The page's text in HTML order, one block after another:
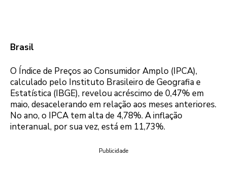
Brasil
O Índice de Preços ao Consumidor Amplo (IPCA),
calculado pelo Instituto Brasileiro de Geografia e
Estatística (IBGE), revelou acréscimo de 0,47% em
maio, desacelerando em relação aos meses anteriores.
No ano, o IPCA tem alta de 4,78%. A inflação
interanual, por sua vez, está em 11,73%.
Publicidade